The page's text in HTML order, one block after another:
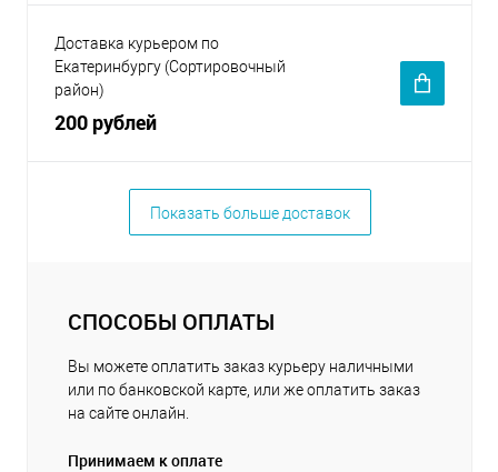
Доставка курьером по
Екатеринбургу (Сортировочный
район)
200 рублей
Показать больше доставок
СПОСОБЫ ОПЛАТЫ
Вы можете оплатить заказ курьеру наличными
или по банковской карте, или же оплатить заказ
на сайте онлайн.
Принимаем к оплате